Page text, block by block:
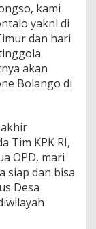
kami
yakni di
dan hari
akan
Bolango di
Tim KPK RI,
OPD, mari
siap dan bisa
Desa